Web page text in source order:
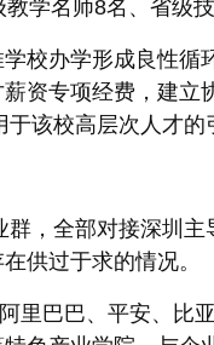
学名师8名、省级
校办学形成良性循
资专项经费，建
该校高层次人才的
，全部对接深圳
供过于求的情况。
里巴巴、平安、比